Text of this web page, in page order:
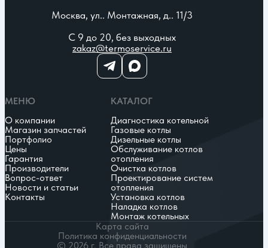
Москва, ул.. Монтажная, д.. 11/3
С 9 до 20, без выходных
zakaz@termoservice.ru
МЕНЮ
О компании
Магазин запчастей
Портфолио
Цены
Гарантия
Производители
Вопрос-ответ
Новости и статьи
Контакты
КАТАЛОГ
Диагностика котельной
Газовые котлы
Дизельные котлы
Обслуживание котлов
отопления
Очистка котлов
Проектирование систем
отопления
Установка котлов
Наладка котлов
Монтаж котельных
Карта сайта
Политика конфиденциальности
© 2026 г. Все права защищены